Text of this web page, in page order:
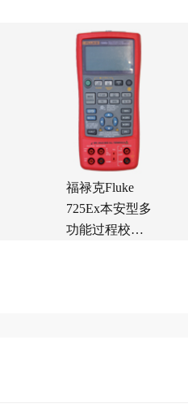
福禄克Fluke
725Ex本安型多
功能过程校验